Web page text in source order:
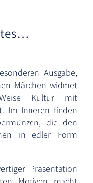
Ausgabe,
Märchen widmet
Kultur mit
Im Inneren finden
die den
in edler Form
Präsentation